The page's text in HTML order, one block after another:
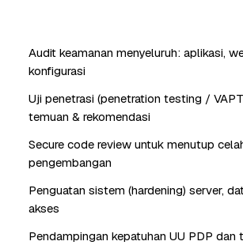
Audit keamanan menyeluruh: aplikasi,
konfigurasi
Uji penetrasi (penetration testing /
temuan & rekomendasi
Secure code review untuk menutup
pengembangan
Penguatan sistem (hardening) server,
akses
Pendampingan kepatuhan UU PDP dan